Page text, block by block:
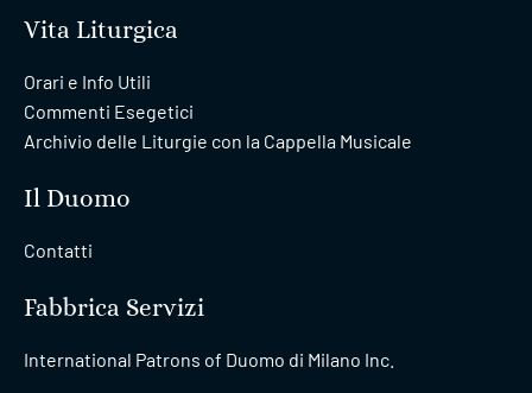
Vita Liturgica
Orari e Info Utili
Commenti Esegetici
Archivio delle Liturgie con la Cappella Musicale
Il Duomo
Contatti
Fabbrica Servizi
International Patrons of Duomo di Milano Inc.